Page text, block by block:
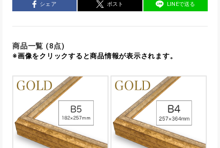
シェア ポスト LINEで送る
商品一覧 (8点)
※画像をクリックすると商品情報が表示されます。